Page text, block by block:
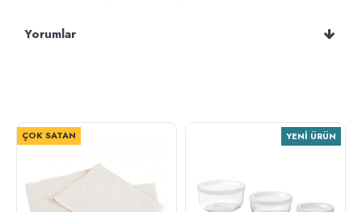
Yorumlar
ÇOK SATAN YENI ÜRÜN